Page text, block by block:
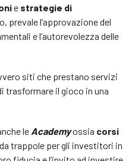
e strategie di
prevale l’approvazione del
e l’autorevolezza delle
siti che prestano servizi
trasformare il gioco in una
le Academyossia corsi
trappole per gli investitori in